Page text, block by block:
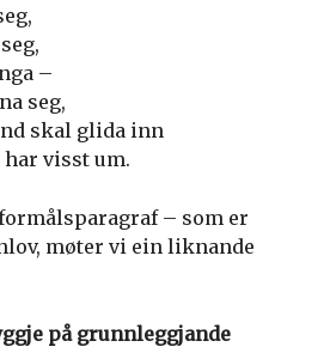
–
seg,
skal glida inn
visst um.
– som er
møter vi ein liknande
på grunnleggjande